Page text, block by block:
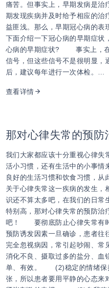
痛苦。但事实上，早期发病是治
期发现疾病并及时给予相应的治
益匪浅。那么，早期冠心病的表
下面介绍一下冠心病的早期症
心病的早期症状? 事实上，在
信号，但这些信号不是很明显，
后，建议每年进行一次体检。…
查看详情
那对心律失常的预防
我们大家都应该十分重视心律失
活小习惯，还有生活中的小事情
良好的生活习惯和饮食习惯，
关于心律失常这一疾病的发生，
识还不算太多吧，在我们的日常
特别高，那对心律失常的预防治
吧！ 要彻底防止心律失常有
预防诱发因素一旦确诊，患者往
完全忽视病因，常引起吵闹、常
消化不良、摄取过多的盐分、血
单、有效。 (2)稳定的情绪保
张，所以患者要用平静的心态来